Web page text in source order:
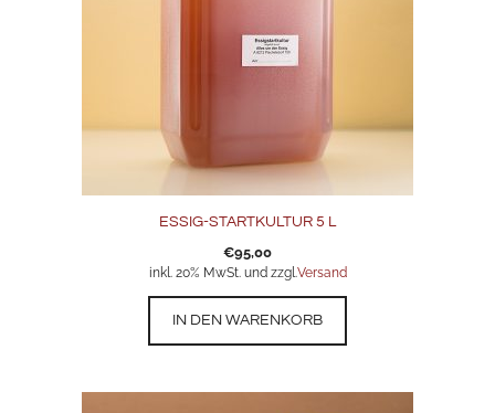
ESSIG-STARTKULTUR 5 L
€95,00
inkl. 20% MwSt. und zzgl.Versand
IN DEN WARENKORB